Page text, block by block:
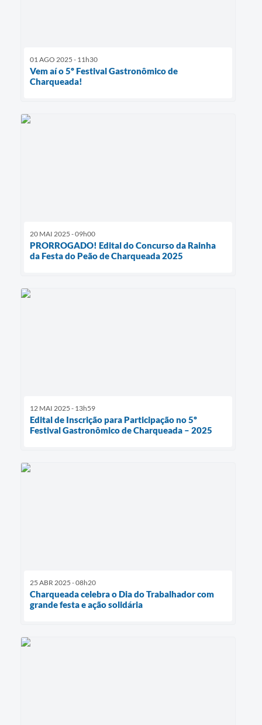
01 AGO 2025 - 11h30
Vem aí o 5º Festival Gastronômico de
Charqueada!
20 MAI 2025 - 09h00
PRORROGADO! Edital do Concurso da Rainha
da Festa do Peão de Charqueada 2025
12 MAI 2025 - 13h59
Edital de Inscrição para Participação no 5º
Festival Gastronômico de Charqueada – 2025
25 ABR 2025 - 08h20
Charqueada celebra o Dia do Trabalhador com
grande festa e ação solidária